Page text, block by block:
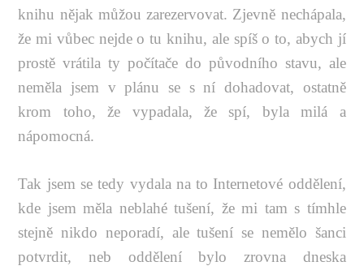
knihu nějak můžou zarezervovat. Zjevně nechápala,
že mi vůbec nejde o tu knihu, ale spíš o to, abych jí
prostě vrátila ty počítače do původního stavu, ale
neměla jsem v plánu se s ní dohadovat, ostatně
krom toho, že vypadala, že spí, byla milá a
nápomocná.
Tak jsem se tedy vydala na to Internetové oddělení,
kde jsem měla neblahé tušení, že mi tam s tímhle
stejně nikdo neporadí, ale tušení se nemělo šanci
potvrdit, neb oddělení bylo zrovna dneska